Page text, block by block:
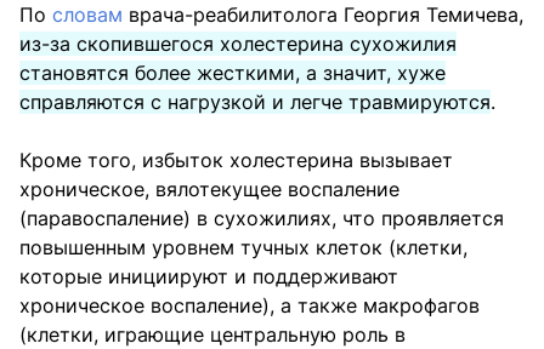
По словам врача-реабилитолога Георгия Темичева,
из-за скопившегося холестерина сухожилия
становятся более жесткими, а значит, хуже
справляются с нагрузкой и легче травмируются.
Кроме того, избыток холестерина вызывает
хроническое, вялотекущее воспаление
(паравоспаление) в сухожилиях, что проявляется
повышенным уровнем тучных клеток (клетки,
которые инициируют и поддерживают
хроническое воспаление), а также макрофагов
(клетки, играющие центральную роль в